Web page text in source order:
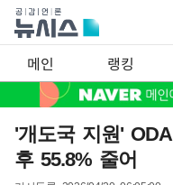
메인 랭킹
'개도국 지원'
후 55.8% 줄어